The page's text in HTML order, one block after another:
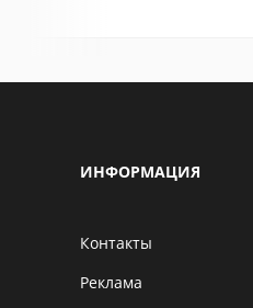
ИНФОРМАЦИЯ
Контакты
Реклама